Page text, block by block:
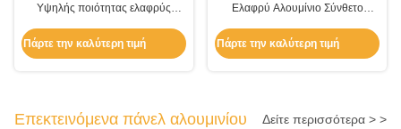
Υψηλής ποιότητας ελαφρύς
Πάρτε την καλύτερη τιμή
Ελαφρύ Αλουμίνιο Σύνθετο
30 mm πάχος
Πάρτε την καλύτερη τιμή
Επεκτεινόμενα πάνελ αλουμινίου Δείτε περισσότερα > >